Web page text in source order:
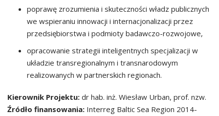
poprawę zrozumienia i skuteczności władz publicznych
we wspieraniu innowacji i internacjonalizacji przez
przedsiębiorstwa i podmioty badawczo-rozwojowe,
opracowanie strategii inteligentnych specjalizacji w
układzie transregionalnym i transnarodowym
realizowanych w partnerskich regionach.
Kierownik Projektu: dr hab. inż. Wiesław Urban, prof. nzw.
Źródło finansowania: Interreg Baltic Sea Region 2014-